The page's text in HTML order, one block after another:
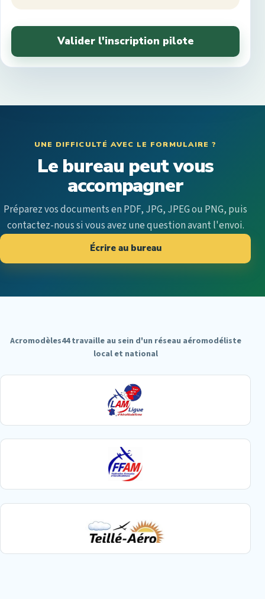
UNE DIFFICULTÉ AVEC LE FORMULAIRE ?
Le bureau peut vous
accompagner
Préparez vos documents en PDF, JPG, JPEG ou PNG, puis
contactez-nous si vous avez une question avant l'envoi.
Écrire au bureau
Acromodèles44 travaille au sein d'un réseau aéromodéliste
local et national